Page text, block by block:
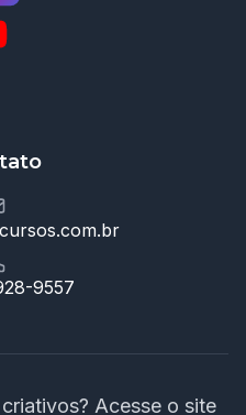
9557
Acesse o site